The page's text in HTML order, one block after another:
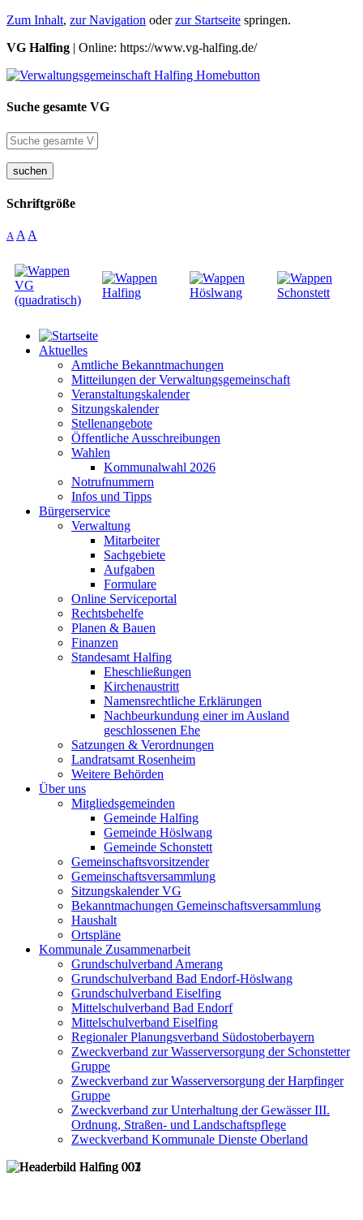
Zum Inhalt, zur Navigation oderzur Startseite springen.
VG Halfing | Online: https://www.vg-halfing.de/
Suche gesamte VG
suchen
Schriftgröße
A A A
Aktuelles
Amtliche Bekanntmachungen
Mitteilungen der Verwaltungsgemeinschaft
Veranstaltungskalender
Sitzungskalender
Stellenangebote
Öffentliche Ausschreibungen
Wahlen
Kommunalwahl 2026
Notrufnummern
Infos und Tipps
Bürgerservice
Verwaltung
Mitarbeiter
Sachgebiete
Aufgaben
Formulare
Online Serviceportal
Rechtsbehelfe
Planen & Bauen
Finanzen
Standesamt Halfing
Eheschließungen
Kirchenaustritt
Namensrechtliche Erklärungen
Nachbeurkundung einer im Ausland
geschlossenen Ehe
Satzungen & Verordnungen
Landratsamt Rosenheim
Weitere Behörden
Über uns
Mitgliedsgemeinden
Gemeinde Halfing
Gemeinde Höslwang
Gemeinde Schonstett
Gemeinschaftsvorsitzender
Gemeinschaftsversammlung
Sitzungskalender VG
Bekanntmachungen Gemeinschaftsversammlung
Haushalt
Ortspläne
Kommunale Zusammenarbeit
Grundschulverband Amerang
Grundschulverband Bad Endorf-Höslwang
Grundschulverband Eiselfing
Mittelschulverband Bad Endorf
Mittelschulverband Eiselfing
Regionaler Planungsverband Südostoberbayern
Zweckverband zur Wasserversorgung der Schonstetter
Gruppe
Zweckverband zur Wasserversorgung der Harpfinger
Gruppe
Zweckverband zur Unterhaltung der Gewässer III.
Ordnung, Straßen- und Landschaftspflege
Zweckverband Kommunale Dienste Oberland